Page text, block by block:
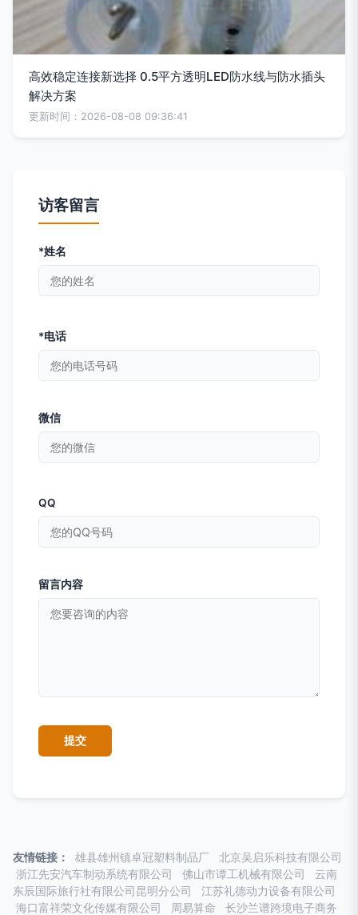
高效稳定连接新选择 0.5平方透明LED防水线与防水插头
解决方案
更新时间：2026-08-08 09:36:41
访客留言
*姓名
*电话
微信
QQ
留言内容
友情链接： 雄县雄州镇卓冠塑料制品厂
北京吴启乐科技有限公司
浙江先安汽车制动系统有限公司
佛山市谭工机械有限公司
云南
东辰国际旅行社有限公司昆明分公司
江苏礼德动力设备有限公司
海口富祥荣文化传媒有限公司
周易算命
长沙兰谱跨境电子商务